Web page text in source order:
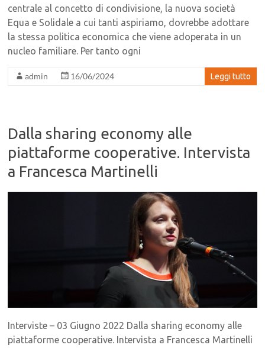
centrale al concetto di condivisione, la nuova società
Equa e Solidale a cui tanti aspiriamo, dovrebbe adottare
la stessa politica economica che viene adoperata in un
nucleo familiare. Per tanto ogni
admin 16/06/2024 Leggi tutto
Dalla sharing economy alle
piattaforme cooperative. Intervista
a Francesca Martinelli
Interviste – 03 Giugno 2022 Dalla sharing economy alle
piattaforme cooperative. Intervista a Francesca Martinelli